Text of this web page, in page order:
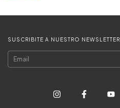
SUSCRIBITE A NUESTRO NEWSLETTER